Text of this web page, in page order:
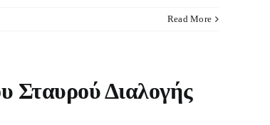
Read More
Σταυρού Διαλογής